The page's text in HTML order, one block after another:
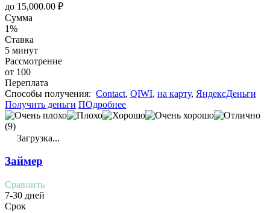
до 15,000.00 ₽
Сумма
1%
Ставка
5 минут
Рассмотрение
от 100
Переплата
Cпособы получения: Contact, QIWI, на карту, ЯндексДеньги
Получить деньги ПОдробнее
(9)
Загрузка...
Займер
Сравнить
7-30 дней
Срок